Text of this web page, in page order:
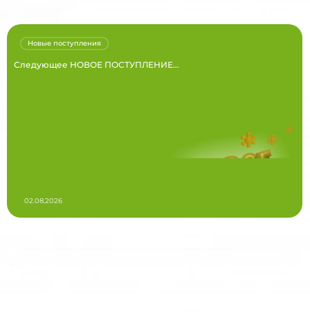
Следующее НОВОЕ ПОСТУПЛЕНИЕ...
Новые поступления
02.08.2026